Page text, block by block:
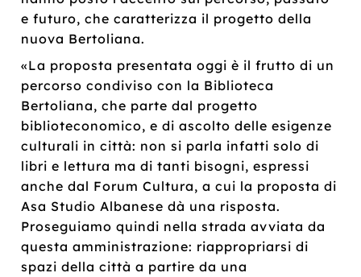
e futuro, che caratterizza il progetto della
nuova Bertoliana.
«La proposta presentata oggi è il frutto di un
percorso condiviso con la Biblioteca
Bertoliana, che parte dal progetto
biblioteconomico, e di ascolto delle esigenze
culturali in città: non si parla infatti solo di
libri e lettura ma di tanti bisogni, espressi
anche dal Forum Cultura, a cui la proposta di
Asa Studio Albanese dà una risposta.
Proseguiamo quindi nella strada avviata da
questa amministrazione: riappropriarsi di
spazi della città a partire da una